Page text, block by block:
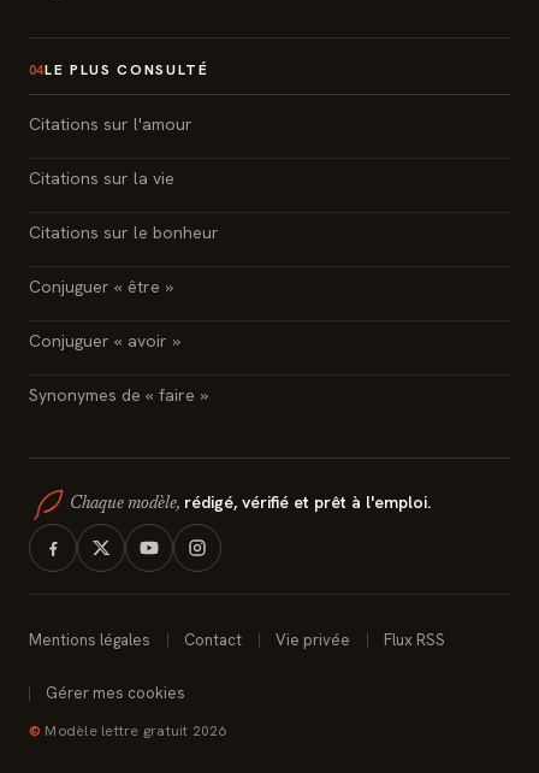
04LE PLUS CONSULTÉ
Citations sur l'amour
Citations sur la vie
Citations sur le bonheur
Conjuguer « être »
Conjuguer « avoir »
Synonymes de « faire »
Chaque modèle, rédigé, vérifié et prêt à l'emploi.
Mentions légales Contact Vie privée Flux RSS
Gérer mes cookies
© Modèle lettre gratuit 2026